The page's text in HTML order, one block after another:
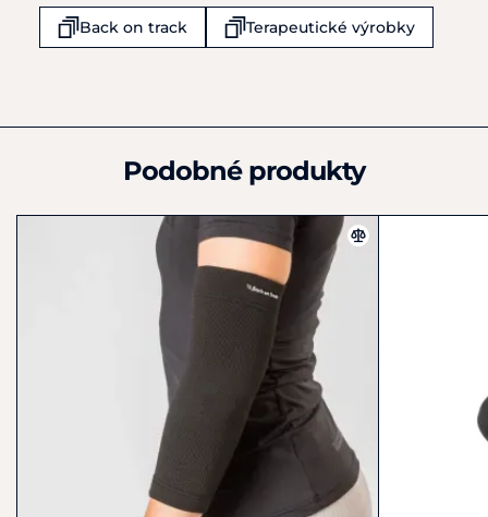
De Kempen 19
Budel
benelux@backontrack.com
Back on track Terapeutické výrobky
Podobné produkty